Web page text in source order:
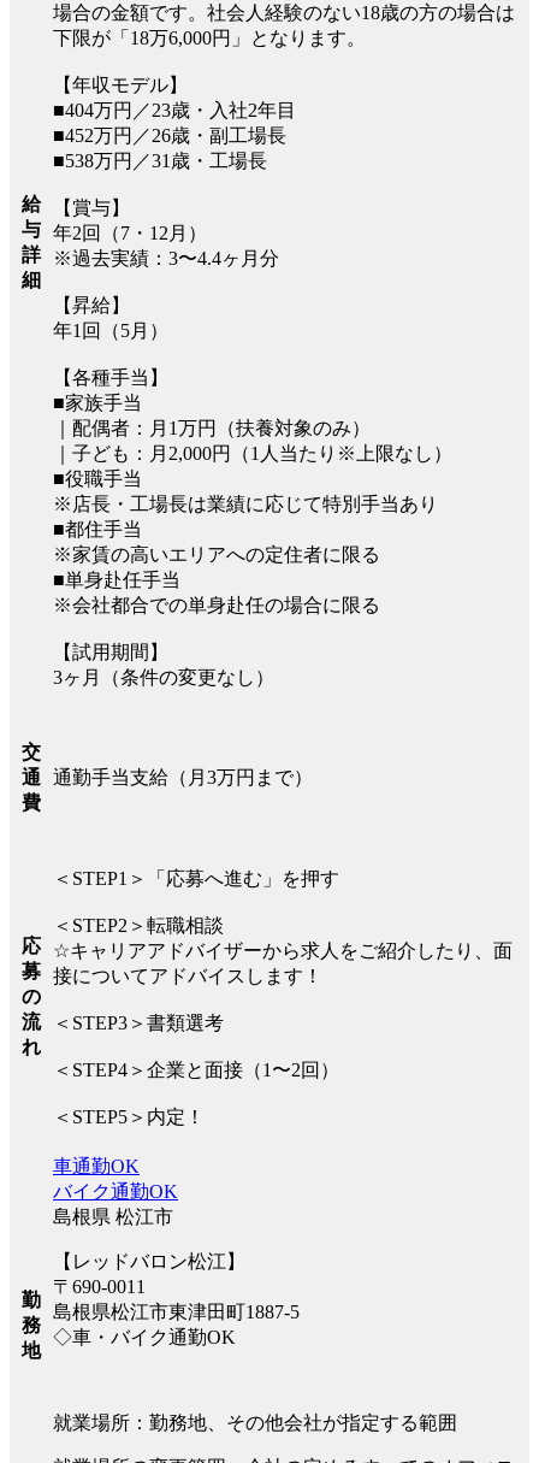
給
与
詳
細
場合の金額です。社会人経験のない18歳の方の場合は
下限が「18万6,000円」となります。
【年収モデル】
■404万円／23歳・入社2年目
■452万円／26歳・副工場長
■538万円／31歳・工場長
【賞与】
年2回（7・12月）
※過去実績：3〜4.4ヶ月分
【昇給】
年1回（5月）
【各種手当】
■家族手当
｜配偶者：月1万円（扶養対象のみ）
｜子ども：月2,000円（1人当たり※上限なし）
■役職手当
※店長・工場長は業績に応じて特別手当あり
■都住手当
※家賃の高いエリアへの定住者に限る
■単身赴任手当
※会社都合での単身赴任の場合に限る
【試用期間】
3ヶ月（条件の変更なし）
交
通
費
通勤手当支給（月3万円まで）
応
募
の
流
れ
＜STEP1＞「応募へ進む」を押す
＜STEP2＞転職相談
☆キャリアアドバイザーから求人をご紹介したり、面
接についてアドバイスします！
＜STEP3＞書類選考
＜STEP4＞企業と面接（1〜2回）
＜STEP5＞内定！
勤
務
地
車通勤OK
バイク通勤OK
島根県 松江市
【レッドバロン松江】
〒690-0011
島根県松江市東津田町1887-5
◇車・バイク通勤OK
就業場所：勤務地、その他会社が指定する範囲